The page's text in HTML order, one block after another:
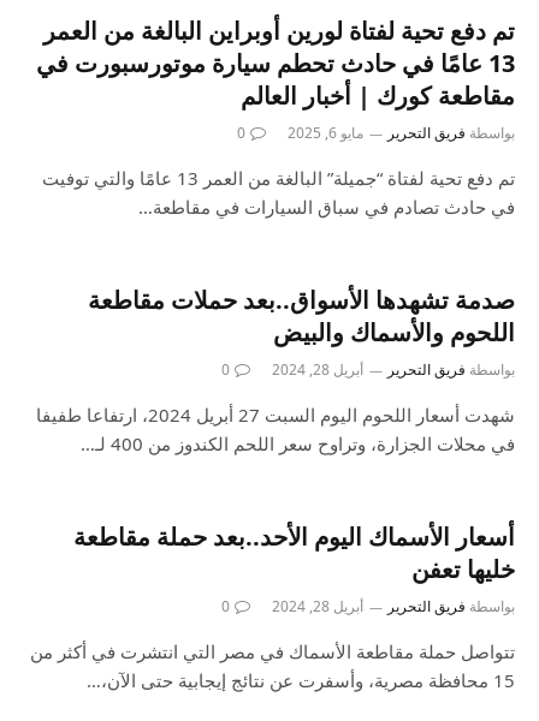
تم دفع تحية لفتاة لورين أوبراين البالغة من العمر
13 عامًا في حادث تحطم سيارة موتورسبورت في
مقاطعة كورك | أخبار العالم
بواسطة فريق التحرير مايو 6, 2025 0
تم دفع تحية لفتاة “جميلة” البالغة من العمر 13 عامًا والتي توفيت
في حادث تصادم في سباق السيارات في مقاطعة…
صدمة تشهدها الأسواق..بعد حملات مقاطعة
اللحوم والأسماك والبيض
بواسطة فريق التحرير أبريل 28, 2024 0
شهدت أسعار اللحوم اليوم السبت 27 أبريل 2024، ارتفاعا طفيفا
في محلات الجزارة، وتراوح سعر اللحم الكندوز من 400 لـ…
أسعار الأسماك اليوم الأحد..بعد حملة مقاطعة
خليها تعفن
بواسطة فريق التحرير أبريل 28, 2024 0
تتواصل حملة مقاطعة الأسماك في مصر التي انتشرت في أكثر من
15 محافظة مصرية، وأسفرت عن نتائج إيجابية حتى الآن،…